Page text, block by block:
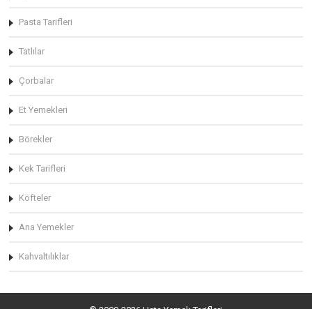
Pasta Tarifleri
Tatlılar
Çorbalar
Et Yemekleri
Börekler
Kek Tarifleri
Köfteler
Ana Yemekler
Kahvaltılıklar